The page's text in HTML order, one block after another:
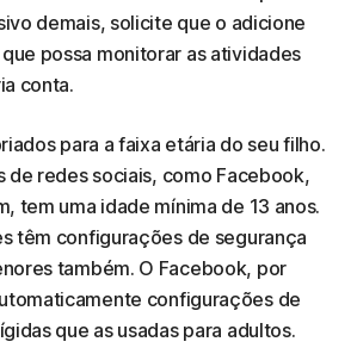
demais, solicite que o adicione
possa monitorar as atividades
conta.
para a faixa etária do seu filho.
de redes sociais, como Facebook,
tem uma idade mínima de 13 anos.
têm configurações de segurança
também. O Facebook, por
configurações de
que as usadas para adultos.